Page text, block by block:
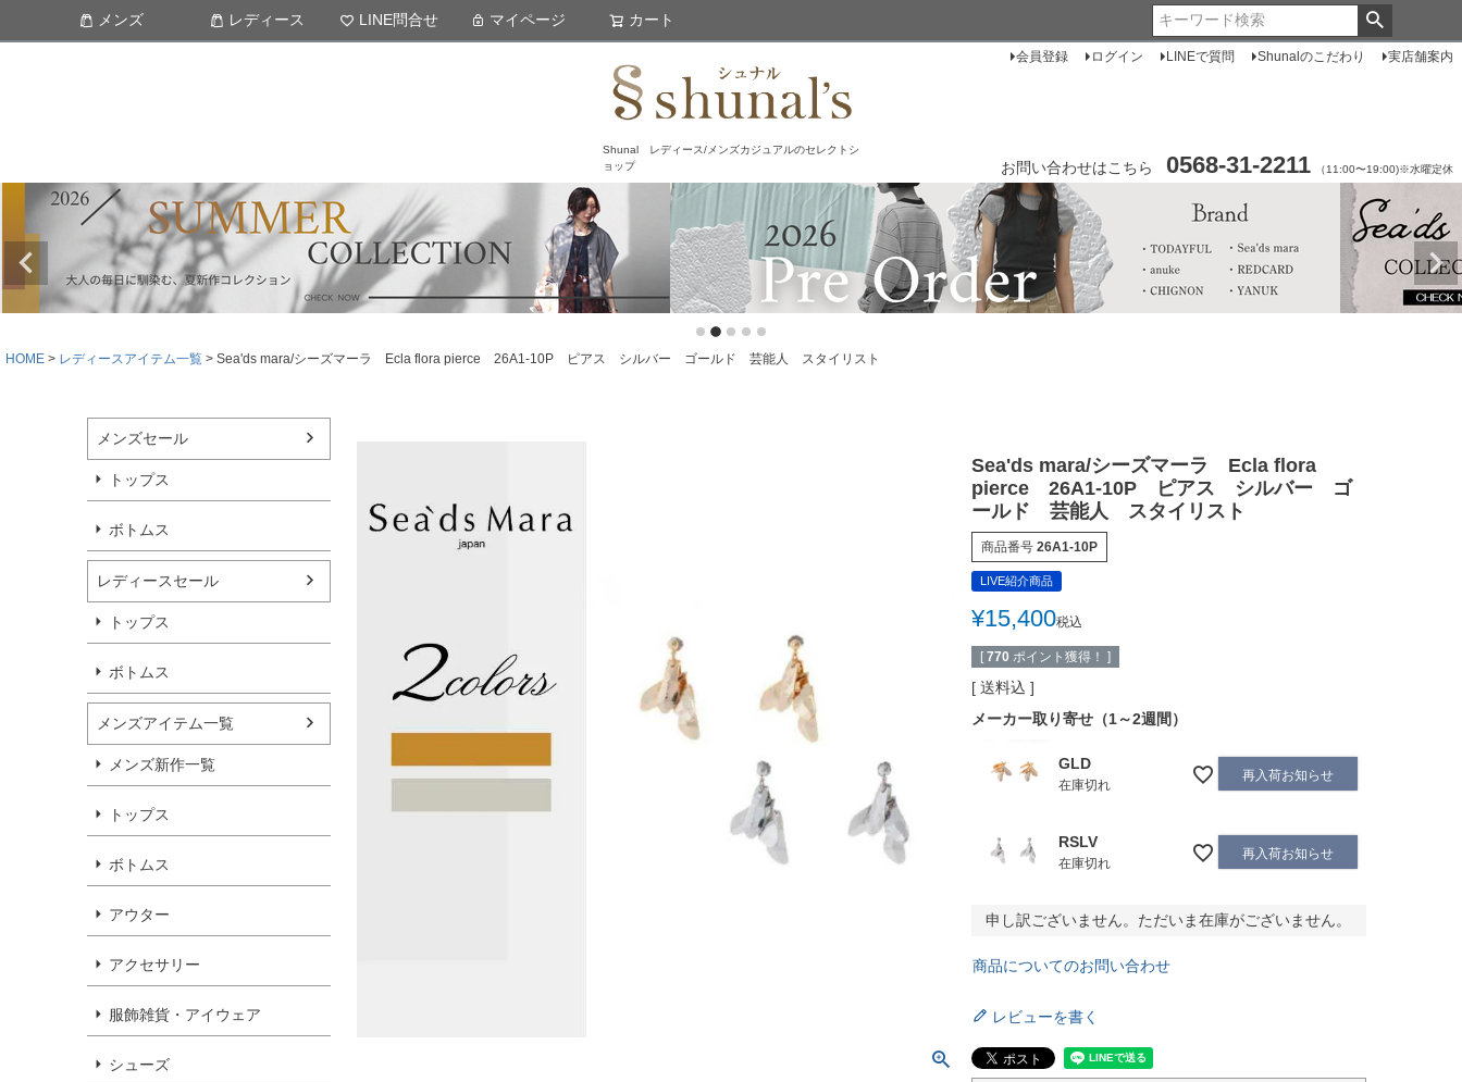
Shunal レディース/メンズカジュアルのセレクトシ
ョップ
会員登録 ログイン LINEで質問 Shunalのこだわり 実店舗案内
お問い合わせはこちら 0568-31-2211 （11:00〜19:00)※水曜定休
メンズ レディース LINE問合せ マイページ カート
HOME レディースアイテム一覧 Sea'ds mara/シーズマーラ Ecla flora pierce 26A1-10P ピアス シルバー ゴールド 芸能人 スタイリスト
メンズセール
トップス
ボトムス
レディースセール
トップス
ボトムス
メンズアイテム一覧
メンズ新作一覧
トップス
ボトムス
アウター
アクセサリー
服飾雑貨・アイウェア
シューズ
Sea'ds mara/シーズマーラ Ecla flora
pierce 26A1-10P ピアス シルバー ゴ
ールド 芸能人 スタイリスト
商品番号 26A1-10P
LIVE紹介商品
¥15,400税込
[ 770 ポイント獲得！ ]
送料込
メーカー取り寄せ（1～2週間）
GLD
在庫切れ
再入荷お知らせ
RSLV
在庫切れ
再入荷お知らせ
申し訳ございません。ただいま在庫がございません。
商品についてのお問い合わせ
レビューを書く